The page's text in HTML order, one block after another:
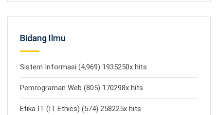
Bidang Ilmu
Sistem Informasi (4,969) 1935250x hits
Pemrograman Web (805) 170298x hits
Etika IT (IT Ethics) (574) 258225x hits